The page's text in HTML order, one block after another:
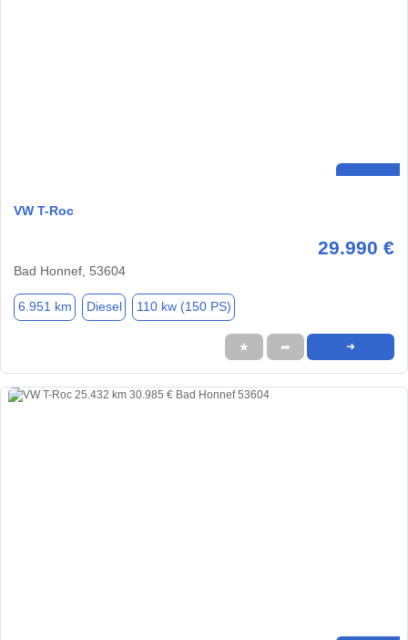
VW T-Roc
29.990 €
Bad Honnef, 53604
6.951 km Diesel 110 kw (150 PS)
★ ➦ ➜